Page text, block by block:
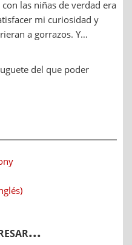
las niñas de verdad era
mi curiosidad y
a gorrazos. Y…
del que poder